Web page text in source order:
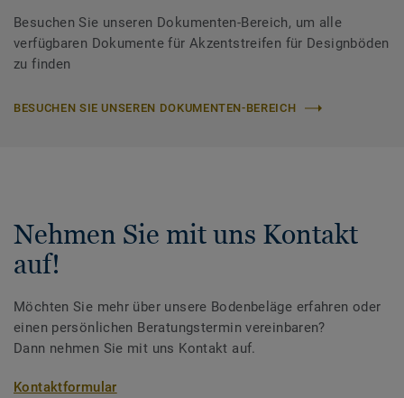
Besuchen Sie unseren Dokumenten-Bereich, um alle
verfügbaren Dokumente für Akzentstreifen für Designböden
zu finden
BESUCHEN SIE UNSEREN DOKUMENTEN-BEREICH
Nehmen Sie mit uns Kontakt
auf!
Möchten Sie mehr über unsere Bodenbeläge erfahren oder
einen persönlichen Beratungstermin vereinbaren?
Dann nehmen Sie mit uns Kontakt auf.
Kontaktformular